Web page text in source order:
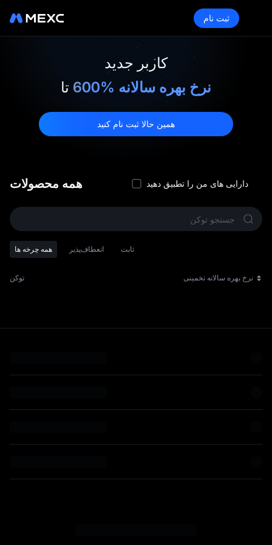
ثبت نام
کاربر جدید
600% نرخ بهره سالانه
همین حالا ثبت نام کنید
همه محصولات دارایی‌ های من را تطبیق دهید
همه چرخه‌ ها انعطاف‌پذیر ثابت
توکن نرخ بهره سالانه تخمینی